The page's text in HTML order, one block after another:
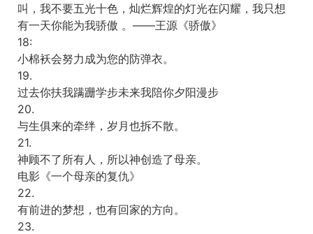
叫，我不要五光十色，灿烂辉煌的灯光在闪耀，我只想
有一天你能为我骄傲 。——王源《骄傲》
18:
小棉袄会努力成为您的防弹衣。
19.
过去你扶我蹒跚学步未来我陪你夕阳漫步
20.
与生俱来的牵绊，岁月也拆不散。
21.
神顾不了所有人，所以神创造了母亲。
电影《一个母亲的复仇》
22.
有前进的梦想，也有回家的方向。
23.